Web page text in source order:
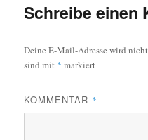
Schreibe einen
Deine E-Mail-Adresse wird
sind mit * markiert
KOMMENTAR *